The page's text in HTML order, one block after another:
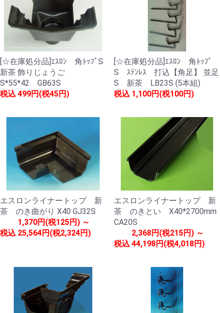
[☆在庫処分品]ｴｽﾛﾝ 角ﾄｯﾌﾟS
新茶 飾りじょうご
S*55*42 GB63S
税込 499円(税45円)
[☆在庫処分品]ｴｽﾛﾝ 角ﾄｯﾌﾟ
S ｽﾃﾝﾚｽ 打込【角足】 並足
S 新茶 LB23S (5本組)
税込 1,100円(税100円)
エスロンライナートップ 新
茶 のき曲がり X40 GJ32S
税込
1,370円(税125円) ～
25,564円(税2,324円)
エスロンライナートップ 新
茶 のきとい X40*2700mm
CA20S
税込
2,368円(税215円) ～
44,198円(税4,018円)